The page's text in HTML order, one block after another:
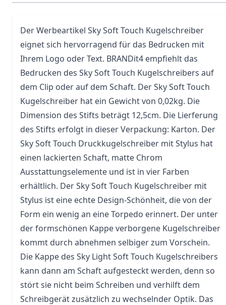
Der Werbeartikel Sky Soft Touch Kugelschreiber
eignet sich hervorragend für das Bedrucken mit
Ihrem Logo oder Text. BRANDit4 empfiehlt das
Bedrucken des Sky Soft Touch Kugelschreibers auf
dem Clip oder auf dem Schaft. Der Sky Soft Touch
Kugelschreiber hat ein Gewicht von 0,02kg. Die
Dimension des Stifts beträgt 12,5cm. Die Lierferung
des Stifts erfolgt in dieser Verpackung: Karton. Der
Sky Soft Touch Druckkugelschreiber mitStylus hat
einen lackierten Schaft, matte Chrom
Ausstattungselemente und ist in vier Farben
erhältlich. Der Sky Soft Touch Kugelschreiber mit
Stylus ist eine echte Design-Schönheit, die von der
Form ein wenig an eine Torpedo erinnert. Der unter
der formschönen Kappeverborgene Kugelschreiber
kommt durch abnehmen selbiger zum Vorschein.
Die Kappe des Sky Light Soft Touch Kugelschreibers
kann dann am Schaft aufgesteckt werden, denn so
stört sie nicht beim Schreiben und verhilft dem
Schreibgerät zusätzlich zu wechselnder Optik. Das